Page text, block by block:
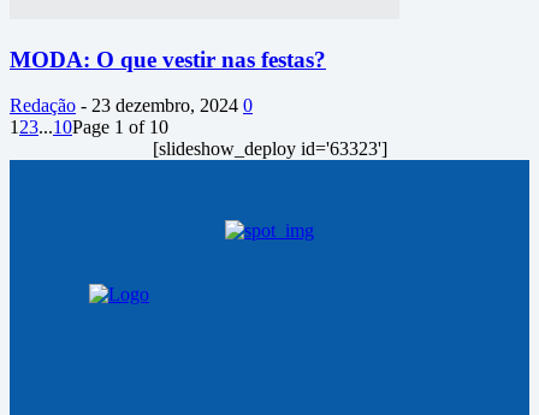
MODA: O que vestir nas festas?
Redação - 23 dezembro, 2024 0
123...10Page 1 of 10
[slideshow_deploy id='63323']